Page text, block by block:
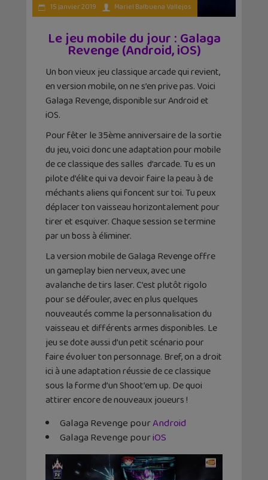
15 janvier 2019 Mariel Balbuena Vallejos
Le jeu mobile du jour : Galaga
Revenge (Android, iOS)
Un bon vieux jeu classique arcade qui revient,
en version mobile, on ne s’en prive pas. Voici
Galaga Revenge, disponible sur Android et
iOS.
Pour fêter le 35ème anniversaire de la sortie
du jeu, voici donc une adaptation pour mobile
de ce classique des salles d’arcade. Tu es un
pilote d’élite qui va devoir faire la peau à de
méchants aliens qui foncent sur toi. Tu peux
déplacer ton vaisseau horizontalement pour
tirer et esquiver. Chaque session se termine
par un boss à éliminer.
La version mobile de Galaga Revenge offre
un gameplay bien nerveux, avec une
avalanche de tirs laser. C’est plutôt rigolo
pour se défouler, avec en plus quelques
nouveautés comme la personnalisation du
vaisseau et différents armes disponibles. Le
jeu se dote aussi d’un petit scénario pour
faire évoluer ton personnage. Bref, on a droit
ici à une adaptation réussie de ce classique
sous la forme d’un Shoot’em up. De quoi
attirer encore de nouveaux joueurs !
Galaga Revenge pourAndroid
Galaga Revenge pouriOS